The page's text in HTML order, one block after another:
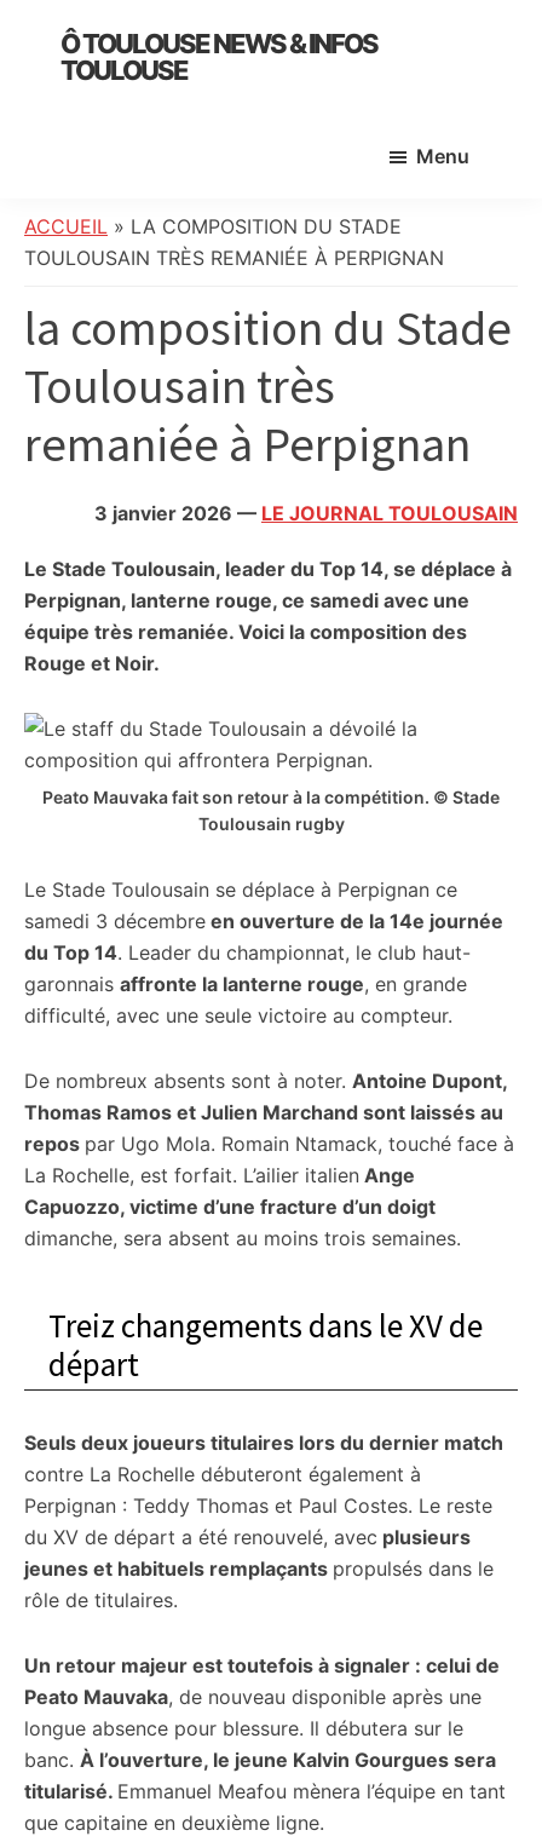
primary
Ô TOULOUSE NEWS & INFOS
TOULOUSE
:
info
société,
culture,
politique,
faits
citoyennes
Menu
ACCUEIL » LA COMPOSITION DU STADE
TOULOUSAIN TRÈS REMANIÉE À PERPIGNAN
la composition du Stade
Toulousain très
remaniée à Perpignan
3 janvier 2026 — LE JOURNAL TOULOUSAIN
Le Stade Toulousain, leader du Top 14, se déplace à
Perpignan, lanterne rouge, ce samedi avec une
équipe très remaniée. Voici la composition des
Rouge et Noir.
Peato Mauvaka fait son retour à la compétition. © Stade
Toulousain rugby
Le Stade Toulousain se déplace à Perpignan ce
samedi 3 décembre en ouverture de la 14e journée
du Top 14. Leader du championnat, le club haut-
garonnais affronte la lanterne rouge, en grande
difficulté, avec une seule victoire au compteur.
De nombreux absents sont à noter. Antoine Dupont,
Thomas Ramos et Julien Marchand sont laissés au
repos par Ugo Mola. Romain Ntamack, touché face à
La Rochelle, est forfait. L’ailier italien Ange
Capuozzo, victime d’une fracture d’un doigt
dimanche, sera absent au moins trois semaines.
Treiz changements dans le XV de
départ
Seuls deux joueurs titulaires lors du dernier match
contre La Rochelle débuteront également à
Perpignan : Teddy Thomas et Paul Costes. Le reste
du XV de départ a été renouvelé, avec plusieurs
jeunes et habituels remplaçants propulsés dans le
rôle de titulaires.
Un retour majeur est toutefois à signaler : celui de
Peato Mauvaka, de nouveau disponible après une
longue absence pour blessure. Il débutera sur le
banc. À l’ouverture, le jeune Kalvin Gourgues sera
titularisé. Emmanuel Meafou mènera l’équipe en tant
que capitaine en deuxième ligne.